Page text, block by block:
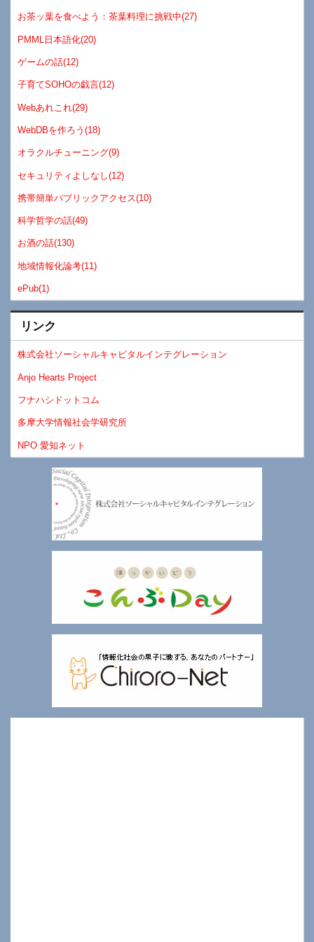
お茶ッ葉を食べよう：茶葉料理に挑戦中(27)
PMML日本語化(20)
ゲームの話(12)
子育てSOHOの戯言(12)
Webあれこれ(29)
WebDBを作ろう(18)
オラクルチューニング(9)
セキュリティよしなし(12)
携帯簡単パブリックアクセス(10)
科学哲学の話(49)
お酒の話(130)
地域情報化論考(11)
ePub(1)
リンク
株式会社ソーシャルキャピタルインテグレーション
Anjo Hearts Project
フナハシドットコム
多摩大学情報社会学研究所
NPO 愛知ネット